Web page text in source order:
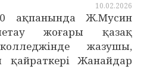
10.02.2026
ақпанында Ж.Мусин
жоғары қазақ
жазушы,
қайраткері Жанайдар